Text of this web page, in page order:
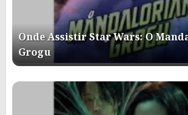
Onde Assistir Star Wars: O
Grogu